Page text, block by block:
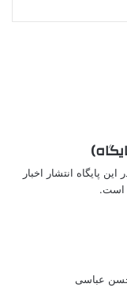
پایگاه انتشار اخبار
است.